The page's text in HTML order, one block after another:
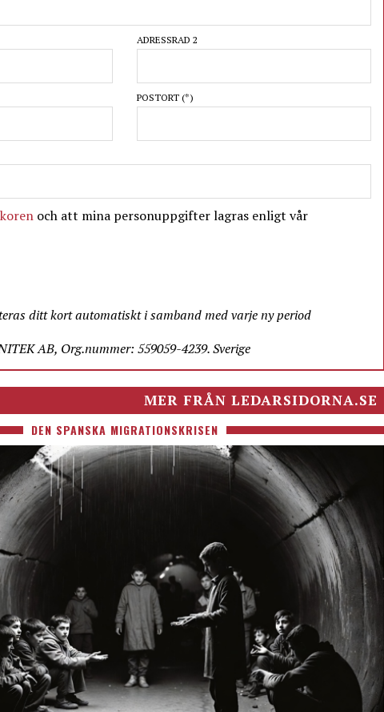
ADRESSRAD 2
POSTORT (*)
och att mina personuppgifter lagras enligt vår
ditt kort automatiskt i samband med varje ny period
AB, Org.nummer: 559059-4239. Sverige
MER FRÅN LEDARSIDORNA.SE
DEN SPANSKA MIGRATIONSKRISEN